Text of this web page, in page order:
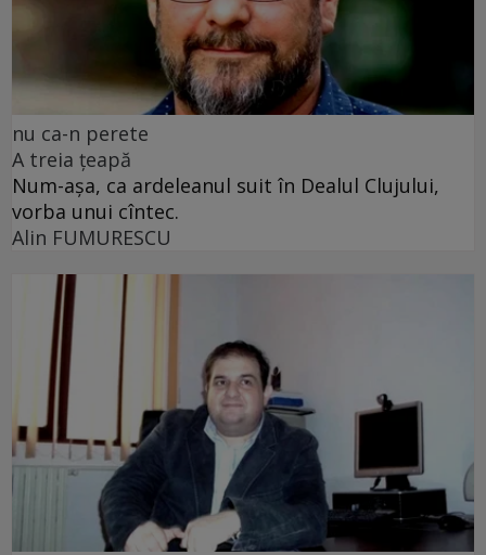
nu ca-n perete
A treia țeapă
Num-așa, ca ardeleanul suit în Dealul Clujului,
vorba unui cîntec.
Alin FUMURESCU